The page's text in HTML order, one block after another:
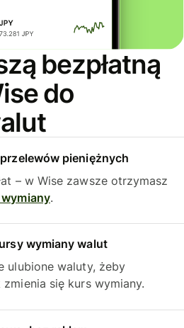
bezpłatną
do
pieniężnych
– w Wise zawsze otrzymasz
.
wymiany walut
ulubione waluty, żeby
się kurs wymiany.